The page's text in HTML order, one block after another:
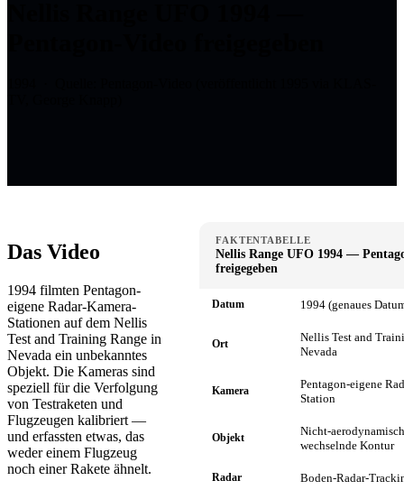
Das Video
1994 filmten Pentagon-
eigene Radar-Kamera-
Stationen auf dem Nellis
Test and Training Range in
Nevada ein unbekanntes
Objekt. Die Kameras sind
speziell für die Verfolgung
von Testraketen und
Flugzeugen kalibriert —
und erfassten etwas, das
weder einem Flugzeug
noch einer Rakete ähnelt.
FAKTENTABELLE
Nellis Range UFO 1994 —
freigegeben
Datum 1994 (genaues
Ort
Nellis Test and
Nevada
Kamera
Pentagon-eigene
Station
Objekt
Nicht-
wechselnde Kontur
Radar Boden-Radar-